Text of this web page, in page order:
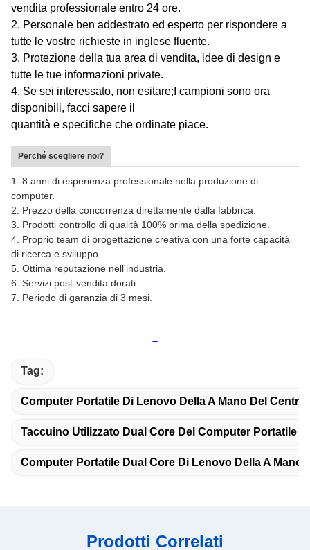
vendita professionale entro 24 ore.
2. Personale ben addestrato ed esperto per rispondere a
tutte le vostre richieste in inglese fluente.
3. Protezione della tua area di vendita, idee di design e
tutte le tue informazioni private.
4. Se sei interessato, non esitare;I campioni sono ora
disponibili, facci sapere il
quantità e specifiche che ordinate piace.
Perché scegliere noi?
1. 8 anni di esperienza professionale nella produzione di
computer.
2. Prezzo della concorrenza direttamente dalla fabbrica.
3. Prodotti controllo di qualità 100% prima della spedizione.
4. Proprio team di progettazione creativa con una forte capacità
di ricerca e sviluppo.
5. Ottima reputazione nell'industria.
6. Servizi post-vendita dorati.
7. Periodo di garanzia di 3 mesi.
Tag:
Computer Portatile Di Lenovo Della A Mano Del Centro
Taccuino Utilizzato Dual Core Del Computer Portatile
Computer Portatile Dual Core Di Lenovo Della A Mano
Prodotti Correlati